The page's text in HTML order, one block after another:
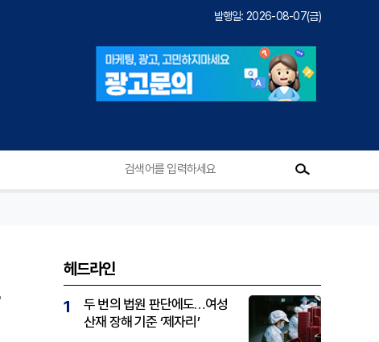
발행일: 2026-08-07(금)
헤드라인
1
두 번의 법원 판단에도…여성
산재 장해 기준 ‘제자리’